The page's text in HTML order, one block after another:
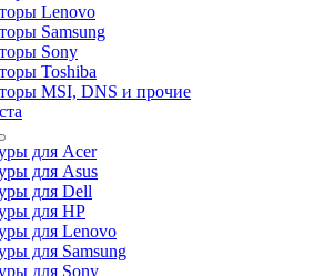
Lenovo
Samsung
Sony
Toshiba
MSI, DNS и прочие
для Acer
для Asus
для Dell
для HP
для Lenovo
для Samsung
для Sony